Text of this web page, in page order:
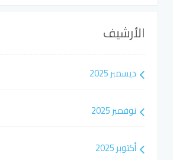
الأرشيف
ديسمبر 2025
نوفمبر 2025
أكتوبر 2025